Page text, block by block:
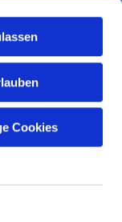
Cookies